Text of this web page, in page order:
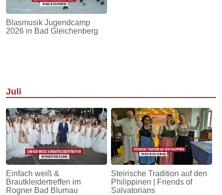
Blasmusik Jugendcamp
2026 in Bad Gleichenberg
Juli
Einfach weiß &
Brautkleidertreffen im
Rogner Bad Blumau
Steirische Tradition auf den
Philippinen | Friends of
Salvatorians